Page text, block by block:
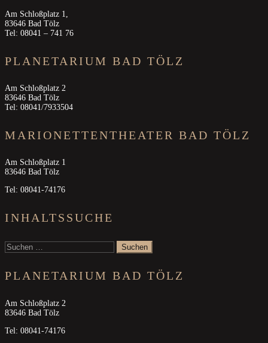
Am Schloßplatz 1,
83646 Bad Tölz
Tel: 08041 – 741 76
PLANETARIUM BAD TÖLZ
Am Schloßplatz 2
83646 Bad Tölz
Tel: 08041/7933504
MARIONETTENTHEATER BAD TÖLZ
Am Schloßplatz 1
83646 Bad Tölz
Tel: 08041-74176
INHALTSSUCHE
Suchen
nach:
PLANETARIUM BAD TÖLZ
Am Schloßplatz 2
83646 Bad Tölz
Tel: 08041-74176